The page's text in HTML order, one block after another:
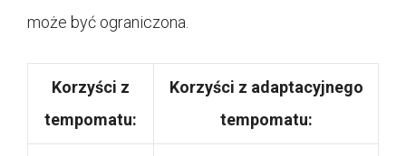
może być ograniczona.
Korzyści z
tempomatu:
Korzyści z adaptacyjnego
tempomatu: